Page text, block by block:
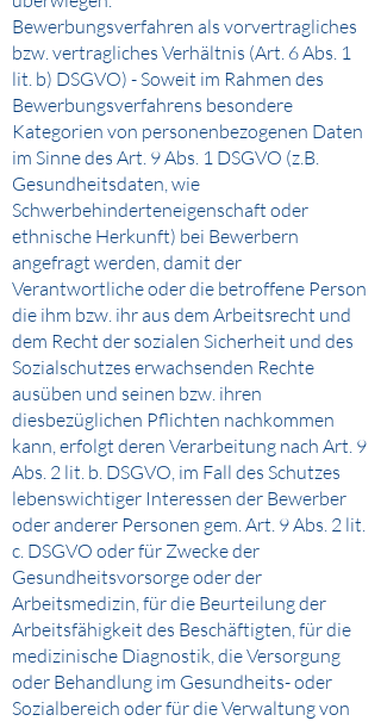
Bewerbungsverfahren als vorvertragliches
bzw. vertragliches Verhältnis (Art. 6 Abs. 1
lit. b) DSGVO) - Soweit im Rahmen des
Bewerbungsverfahrens besondere
Kategorien von personenbezogenen Daten
im Sinne des Art. 9 Abs. 1 DSGVO (z.B.
Gesundheitsdaten, wie
Schwerbehinderteneigenschaft oder
ethnische Herkunft) bei Bewerbern
angefragt werden, damit der
Verantwortliche oder die betroffene Person
die ihm bzw. ihr aus dem Arbeitsrecht und
dem Recht der sozialen Sicherheit und des
Sozialschutzes erwachsenden Rechte
ausüben und seinen bzw. ihren
diesbezüglichen Pflichten nachkommen
kann, erfolgt deren Verarbeitung nach Art. 9
Abs. 2 lit. b. DSGVO, im Fall des Schutzes
lebenswichtiger Interessen der Bewerber
oder anderer Personen gem. Art. 9 Abs. 2 lit.
c. DSGVO oder für Zwecke der
Gesundheitsvorsorge oder der
Arbeitsmedizin, für die Beurteilung der
Arbeitsfähigkeit des Beschäftigten, für die
medizinische Diagnostik, die Versorgung
oder Behandlung im Gesundheits- oder
Sozialbereich oder für die Verwaltung von